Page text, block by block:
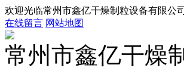
欢迎光临常州市鑫亿干燥制粒设备有限公
在线留言 网站地图
常州市鑫亿干燥